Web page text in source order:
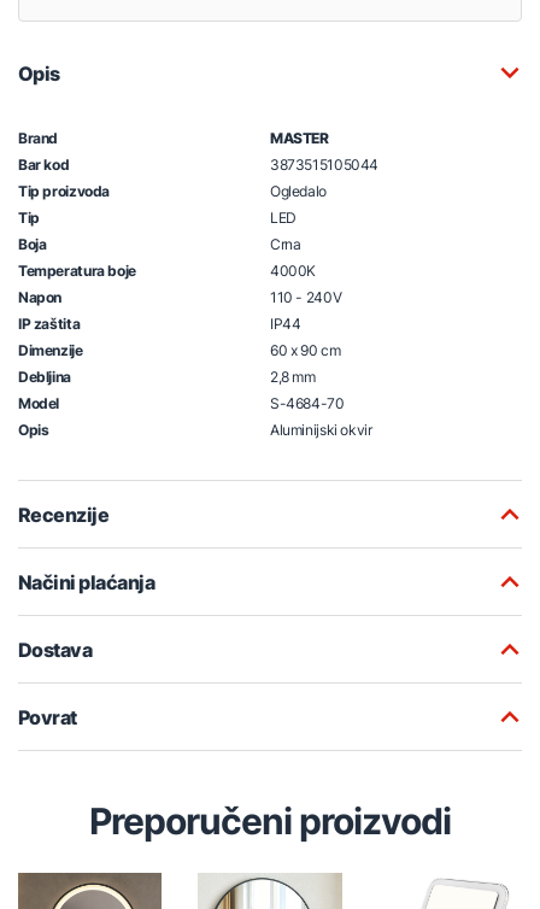
Opis
Brand
MASTER
Bar kod
3873515105044
Tip proizvoda
Ogledalo
Tip
LED
Boja
Crna
Temperatura boje
4000K
Napon
110 - 240V
IP zaštita
IP44
Dimenzije
60 x 90 cm
Debljina
2,8 mm
Model
S-4684-70
Opis
Aluminijski okvir
Recenzije
Načini plaćanja
Dostava
Povrat
Preporučeni proizvodi